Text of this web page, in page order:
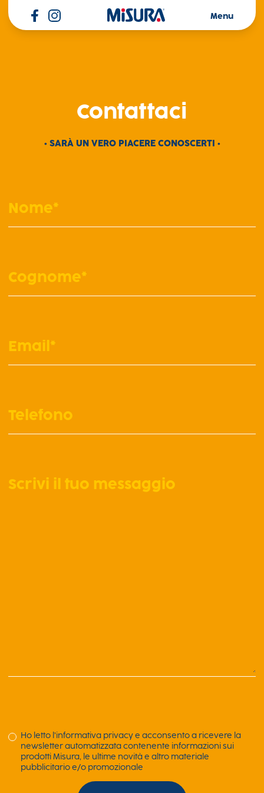
Misura Menu
Contattaci
• SARÀ UN VERO PIACERE CONOSCERTI •
Ho letto l’informativa privacy e acconsento a ricevere la
newsletter automatizzata contenente informazioni sui
prodotti Misura, le ultime novità e altro materiale
pubblicitario e/o promozionale